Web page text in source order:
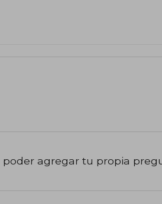
poder agregar tu propia